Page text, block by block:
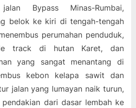
Bypass Minas-Rumbai,
belok ke kiri di tengah-tengah
perumahan penduduk,
track di hutan Karet, dan
yang sangat menantang di
kebon kelapa sawit dan
jalan yang lumayan naik turun,
dari dasar lembah ke